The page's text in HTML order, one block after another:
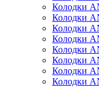
Колодки
Колодки
Колодки
Колодки
Колодки
Колодки
Колодки
Колодки